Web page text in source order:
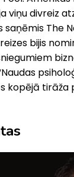
viņu divreiz
The
bijis
kopējā tirāža